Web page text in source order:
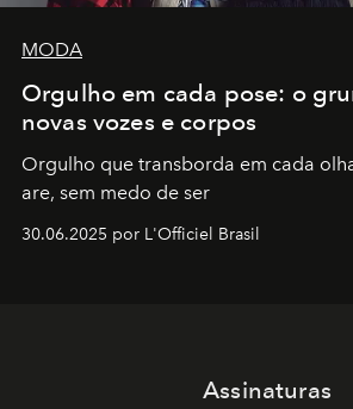
MODA
Orgulho em cada pose: o
novas vozes e corpos
Orgulho que transborda em cada
are, sem medo de ser
30.06.2025 por L'Officiel Brasil
Assinaturas